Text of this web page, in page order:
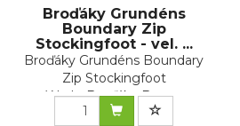
Broďáky Grundéns
Boundary Zip
Stockingfoot - vel. ...
Broďáky Grundéns Boundary
Zip Stockingfoot
WaderBroďáky Boun...